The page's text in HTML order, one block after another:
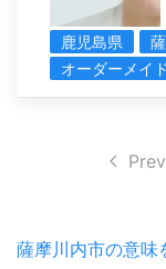
鹿児島県
オーダーメイド
Prev
薩摩川内市の意味